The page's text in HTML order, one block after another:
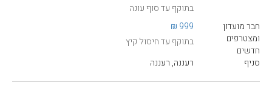
TeamOPC
עגלת קניות
בתוקף עד סוף עונה
חבר מועדון
ומצטרפים
חדשים
999 ₪
בתוקף עד חיסול קיץ
סניף
רעננה, רעננה